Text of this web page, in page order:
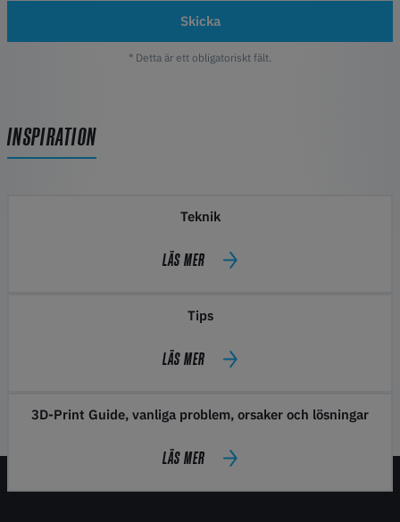
Skicka
* Detta är ett obligatoriskt fält.
INSPIRATION
Teknik
LÄS MER
Tips
LÄS MER
3D-Print Guide, vanliga problem, orsaker och lösningar
LÄS MER